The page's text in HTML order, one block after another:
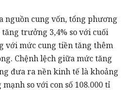
nguồn cung vốn, tổng phương
trưởng 3,4% so với cuối
với mức cung tiền tăng thêm
Chệnh lệch giữa mức tăng
đưa ra nền kinh tế là khoảng
so với con số 108.000 tỉ